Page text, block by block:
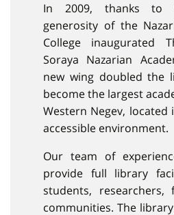
In 2009, thanks to
generosity of the
College inaugurated
Soraya Nazarian
new wing doubled the
become the largest
Western Negev,
accessible environment.
Our team of
provide full library
students, researchers,
communities. The